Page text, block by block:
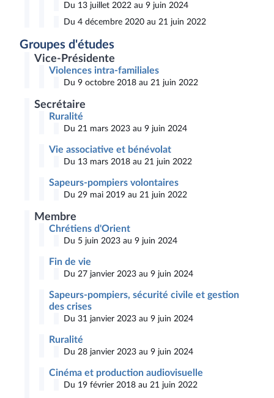
Du 13 juillet 2022 au 9 juin 2024
Du 4 décembre 2020 au 21 juin 2022
Groupes d'études
Vice-Présidente
Violences intra-familiales
Du 9 octobre 2018 au 21 juin 2022
Secrétaire
Ruralité
Du 21 mars 2023 au 9 juin 2024
Vie associative et bénévolat
Du 13 mars 2018 au 21 juin 2022
Sapeurs-pompiers volontaires
Du 29 mai 2019 au 21 juin 2022
Membre
Chrétiens d'Orient
Du 5 juin 2023 au 9 juin 2024
Fin de vie
Du 27 janvier 2023 au 9 juin 2024
Sapeurs-pompiers, sécurité civile et gestion
des crises
Du 31 janvier 2023 au 9 juin 2024
Ruralité
Du 28 janvier 2023 au 9 juin 2024
Cinéma et production audiovisuelle
Du 19 février 2018 au 21 juin 2022